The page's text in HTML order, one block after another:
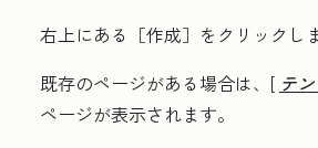
右上にある［作成］ をクリックし
既存のページがある場合は、[ テ
ページが表示されます。